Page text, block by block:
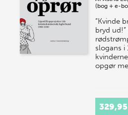
(bog + e-
”Kvinde
bryd
slogans i
opgør